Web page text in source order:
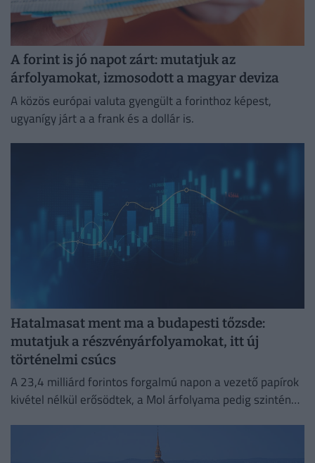
A forint is jó napot zárt: mutatjuk az
árfolyamokat, izmosodott a magyar deviza
A közös európai valuta gyengült a forinthoz képest,
ugyanígy járt a a frank és a dollár is.
Hatalmasat ment ma a budapesti tőzsde:
mutatjuk a részvényárfolyamokat, itt új
történelmi csúcs
A 23,4 milliárd forintos forgalmú napon a vezető papírok
kivétel nélkül erősödtek, a Mol árfolyama pedig szintén